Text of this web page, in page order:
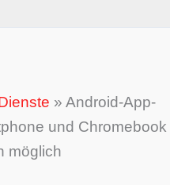
» Android-App-
und Chromebook
möglich